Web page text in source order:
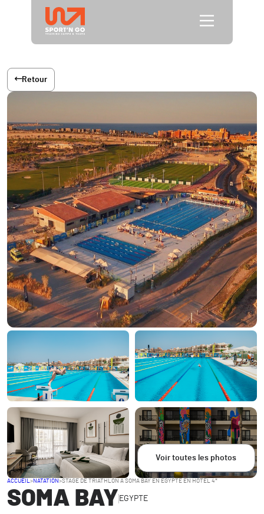
Retour
Voir toutes les photos
ACCUEIL>NATATION>STAGE DE TRIATHLON A SOMA BAY EN EGYPTE EN HOTEL 4*
SOMA BAY EGYPTE